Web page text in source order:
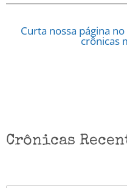
Curta nossa página
crônicas
Crônicas